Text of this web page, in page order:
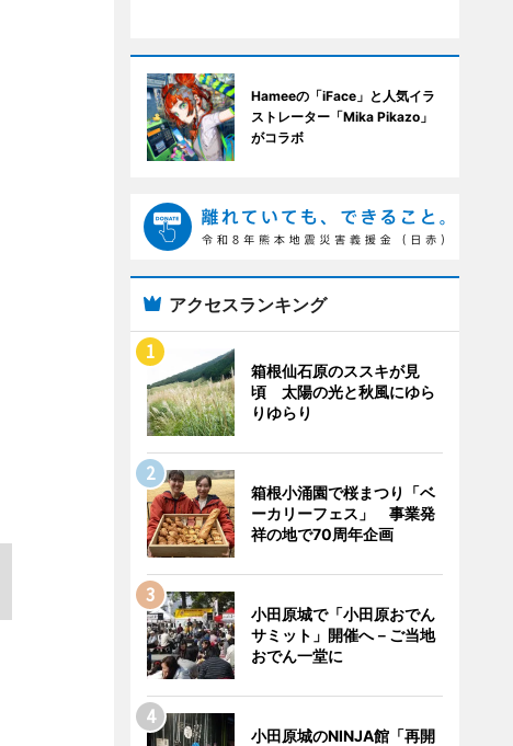
Hameeの「iFace」と人気イラ
ストレーター「Mika Pikazo」
がコラボ
アクセスランキング
箱根仙石原のススキが見
頃 太陽の光と秋風にゆら
りゆらり
箱根小涌園で桜まつり「ベ
ーカリーフェス」 事業発
祥の地で70周年企画
小田原城で「小田原おでん
サミット」開催へ－ご当地
おでん一堂に
小田原城のNINJA館「再開